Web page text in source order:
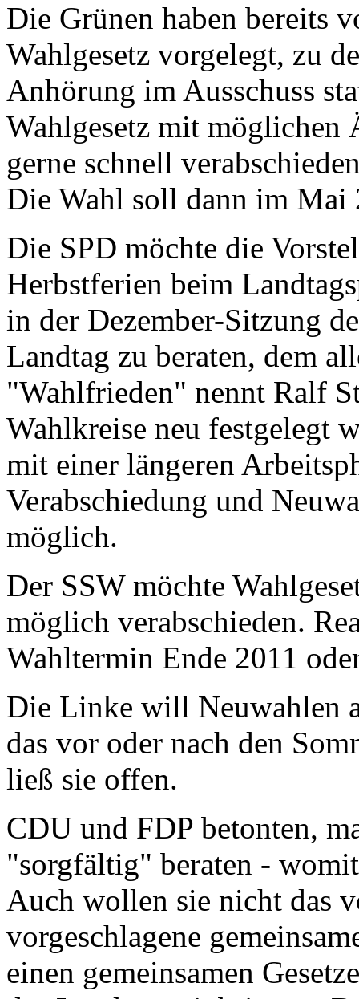
Die Grünen haben bereits
Wahlgesetz vorgelegt, zu
Anhörung im Ausschuss
Wahlgesetz mit möglichen
gerne schnell
Die Wahl soll dann im Mai
Die SPD möchte die
Herbstferien beim
in der Dezember-Sitzung
Landtag zu beraten, dem
"Wahlfrieden" nennt Ralf
Wahlkreise neu festgelegt
mit einer längeren
Verabschiedung und
möglich.
Der SSW möchte
möglich verabschieden.
Wahltermin Ende 2011
Die Linke will Neuwahlen
das vor oder nach den
ließ sie offen.
CDU und FDP betonten,
"sorgfältig" beraten -
Auch wollen sie nicht das
vorgeschlagene
einen gemeinsamen